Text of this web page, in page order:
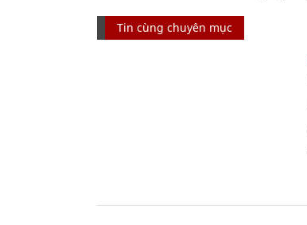
Tin cùng chuyên mục